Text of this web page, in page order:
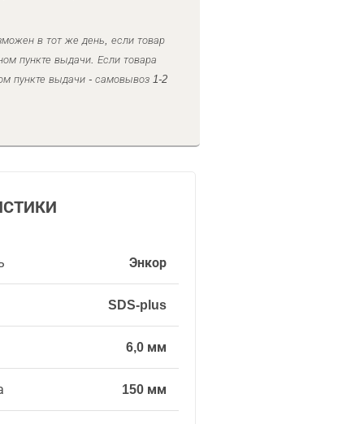
в тот же день, если товар
пункте выдачи. Если товара
пункте выдачи - самовывоз 1-2
Энкор
SDS-plus
6,0 мм
150 мм